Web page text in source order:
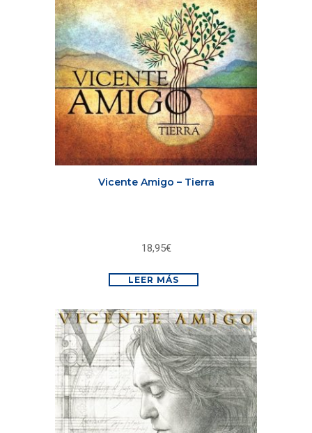
Vicente Amigo – Tierra
18,95€
LEER MÁS